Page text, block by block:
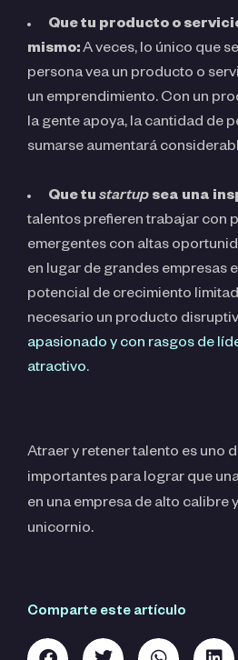
Que tu producto o
mismo:A veces, lo único que
persona vea un producto o
un emprendimiento. Con un
la gente apoya, la cantidad de
sumarse aumentará
Que tu startup sea una
talentos prefieren trabajar con
emergentes con altas
en lugar de grandes empresas
potencial de crecimiento
necesario un producto
apasionado y con rasgos de
atractivo.
Atraer y retener talento es uno
importantes para lograr que
en una empresa de alto calibre
unicornio.
Comparte este artículo